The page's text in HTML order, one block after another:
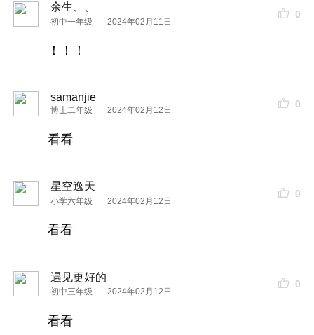
余生、、
初中一年级 2024年02月11日
0
！！！
samanjie
博士二年级 2024年02月12日
0
看看
星空逸天
小学六年级 2024年02月12日
0
看看
遇见更好的
初中三年级 2024年02月12日
0
看看